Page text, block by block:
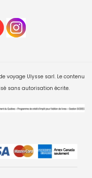
voyage Ulysse sarl. Le contenu
sans autorisation écrite.